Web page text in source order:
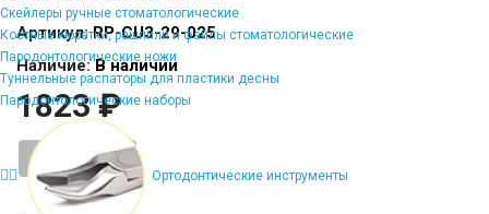
Скейлеры ручные стоматологические
Костные кюретки, рашпили и файлы стоматологические
Пародонтологические ножи
Туннельные распаторы для пластики десны
Пародонтологические наборы
Ортодонтические инструменты
Артикул:RP-CU3-29-025
Наличие:В наличии
1823 ₽
- +